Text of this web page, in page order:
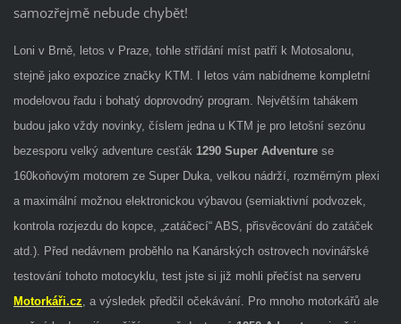
samozřejmě nebude chybět!
Loni v Brně, letos v Praze, tohle střídání míst patří k Motosalonu,
stejně jako expozice značky KTM. I letos vám nabídneme kompletní
modelovou řadu i bohatý doprovodný program. Největším tahákem
budou jako vždy novinky, číslem jedna u KTM je pro letošní sezónu
bezesporu velký adventure cesťák 1290 Super Adventurese
160koňovým motorem ze Super Duka, velkou nádrží, rozměrným plexi
a maximální možnou elektronickou výbavou (semiaktivní podvozek,
kontrola rozjezdu do kopce, „zatáčecí“ ABS, přisvěcování do zatáček
atd.). Před nedávnem proběhlo na Kanárských ostrovech novinářské
testování tohoto motocyklu, test jste si již mohli přečíst na serveru
Motorkáři.cz , a výsledek předčil očekávání. Pro mnoho motorkářů ale